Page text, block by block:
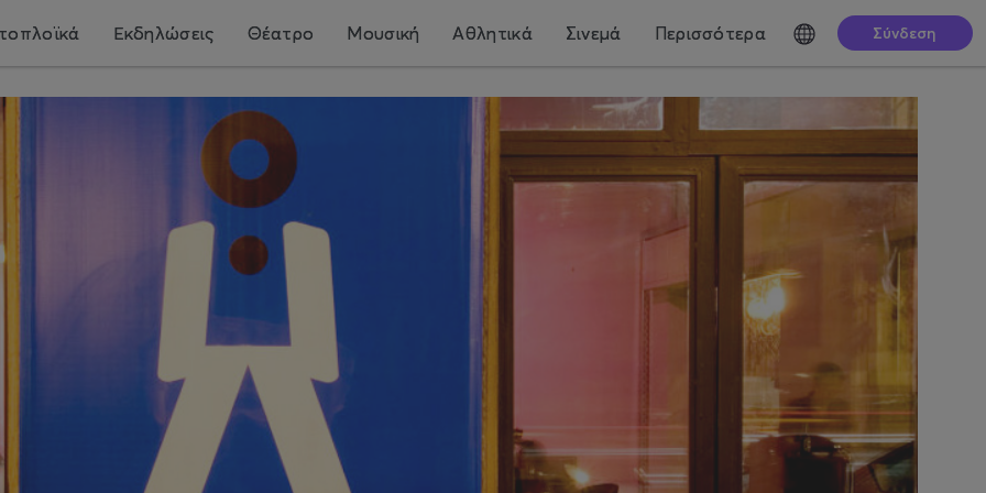
Εκδηλώσεις Θέατρο Μουσική Αθλητικά Σινεμά Περισσότερα Σύνδεση